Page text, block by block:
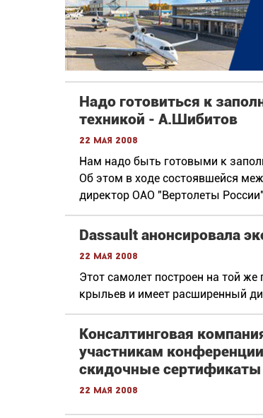
Надо готовиться к
техникой - А.Шибитов
22 мая 2008
Нам надо быть готовыми к
Об этом в ходе состоявшейся
директор ОАО "Вертолеты
Dassault анонсировала
22 мая 2008
Этот самолет построен на той
крыльев и имеет расширенный
Консалтинговая
участникам
скидочные сертификаты
22 мая 2008